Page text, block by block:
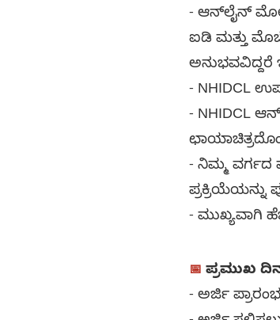
- ಆನ್‌ಲೈನ್
ಐಡಿ ಮತ್ತು
ಅನುಭವವಿದ್ದರೆ
- NHIDCL
- NHIDCL
- ನಿಮ್ಮ ವರ್ಗದ
ಪ್ರಕ್ರಿಯೆಯನ್ನು
- ಮುಖ್ಯವಾಗಿ
📅 ಪ್ರಮುಖ
- ಅರ್ಜಿ